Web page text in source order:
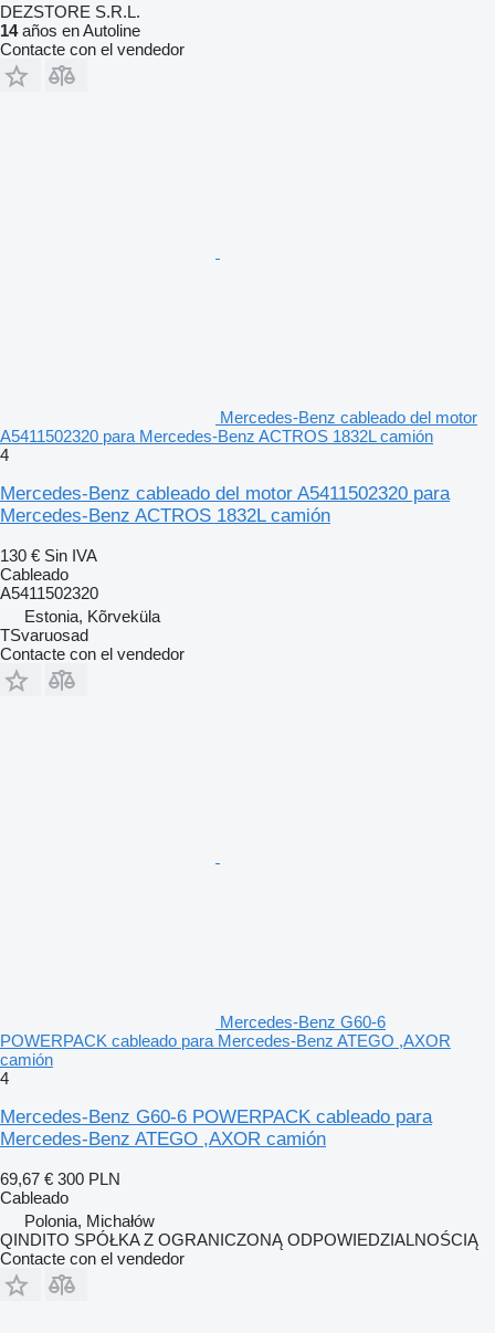
DEZSTORE S.R.L.
14años en Autoline
Contacte con el vendedor
Mercedes-Benz cableado del motor
A5411502320 para Mercedes-Benz ACTROS 1832L camión
4
Mercedes-Benz cableado del motor A5411502320 para
Mercedes-Benz ACTROS 1832L camión
130 € Sin IVA
Cableado
A5411502320
Estonia, Kõrveküla
TSvaruosad
Contacte con el vendedor
Mercedes-Benz G60-6
POWERPACK cableado para Mercedes-Benz ATEGO ,AXOR
camión
4
Mercedes-Benz G60-6 POWERPACK cableado para
Mercedes-Benz ATEGO ,AXOR camión
69,67 € 300 PLN
Cableado
Polonia, Michałów
QINDITO SPÓŁKA Z OGRANICZONĄ ODPOWIEDZIALNOŚCIĄ
Contacte con el vendedor